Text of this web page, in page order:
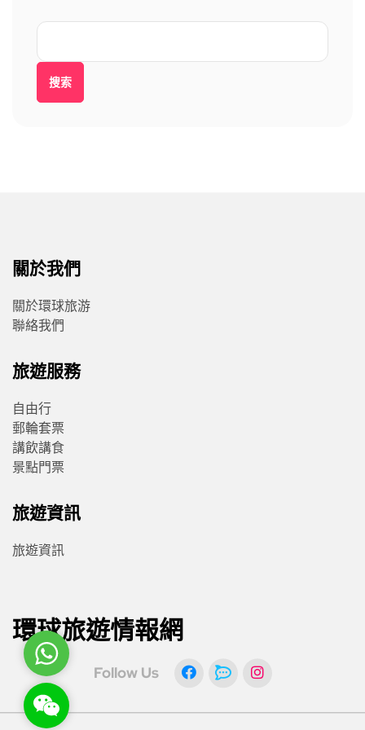
搜索
關於我們
關於環球旅游
聯絡我們
旅遊服務
自由行
郵輪套票
講飲講食
景點門票
旅遊資訊
旅遊資訊
環球旅遊情報網
Follow Us
WhatsApp
WeChat: rsgt819